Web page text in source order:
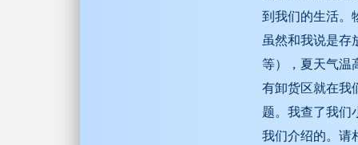
到我们的生活。
虽然和我说是存
等），夏天气温
有卸货区就在我
题。我查了我们
我们介绍的。请